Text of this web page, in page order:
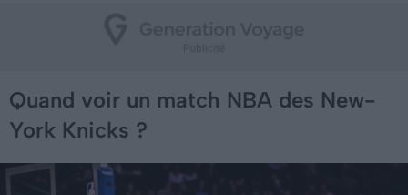
Quand voir un match NBA des New-
York Knicks ?